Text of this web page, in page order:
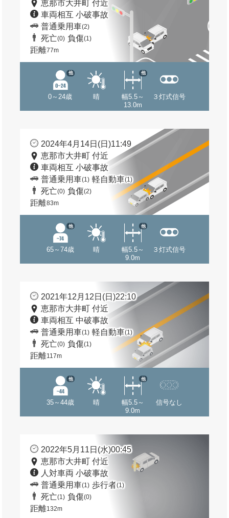
恵那市大井町 付近
車両相互 小破事故
普通乗用車(2)
死亡(0) 負傷(1)
距離77m
0～24歳
他
晴
幅5.5～
13.0m
他
３灯式信号
2024年4月14日(日)11:49
恵那市大井町 付近
車両相互 小破事故
普通乗用車(1) 軽自動車(1)
死亡(0) 負傷(2)
距離83m
65～74歳
他
晴
幅5.5～
9.0m
他
３灯式信号
2021年12月12日(日)22:10
恵那市大井町 付近
車両相互 中破事故
普通乗用車(1) 軽自動車(1)
死亡(0) 負傷(1)
距離117m
35～44歳
他
晴
幅5.5～
9.0m
他
信号なし
2022年5月11日(水)00:45
恵那市大井町 付近
人対車両 小破事故
普通乗用車(1) 歩行者(1)
死亡(1) 負傷(0)
距離132m